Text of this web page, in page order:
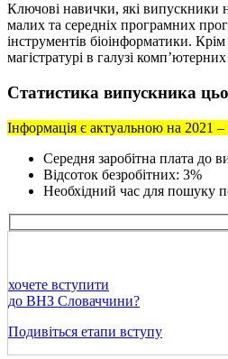
Ключові навички, які випускники
малих та середніх програмних
інструментів біоінформатики.
магістратурі в галузі
Статистика випускника
Інформація є актуальною на 2021 –
Середня заробітна плата до
Відсоток безробітних: 3%
Необхідний час для пошуку
хочете вступити
до ВНЗ Словаччини?
Подивіться етапи вступу